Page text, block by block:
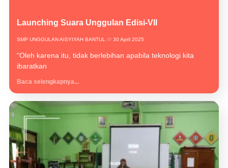
Launching Suara Unggulan Edisi-VII
SMP UNGGULAN AISYIYAH BANTUL 30 April 2025
“Oleh karena itu, tidak berlebihan apabila teknologi kita
ibaratkan
Baca selengkapnya...